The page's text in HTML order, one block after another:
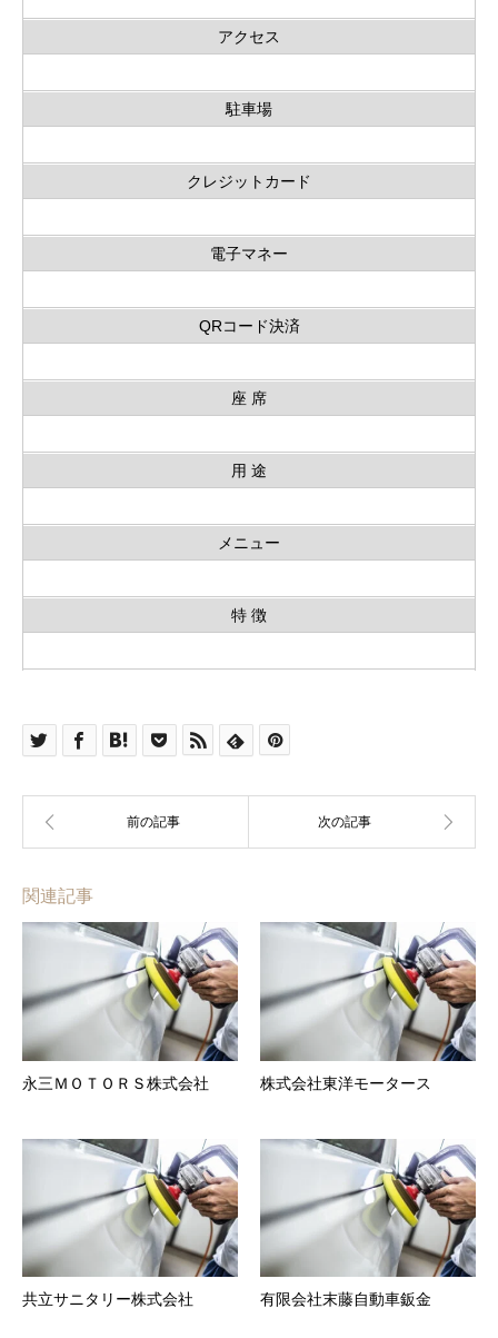
アクセス
駐車場
クレジットカード
電子マネー
QRコード決済
座 席
用 途
メニュー
特 徴
関連記事
永三ＭＯＴＯＲＳ株式会社 株式会社東洋モータース
共立サニタリー株式会社 有限会社末藤自動車鈑金